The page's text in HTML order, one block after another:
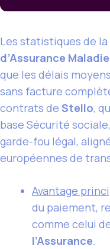
Les statistiques de la
d’Assurance Maladie
que les délais
sans facture
contrats de Stello,
base Sécurité
garde-fou légal,
européennes de
Avantage
du paiement,
comme celui
l’Assurance.